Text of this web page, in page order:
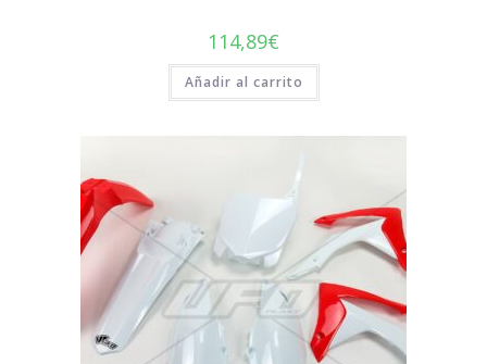
114,89€
Añadir al carrito